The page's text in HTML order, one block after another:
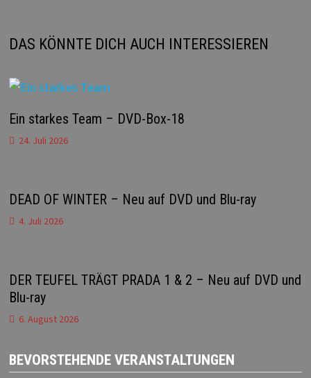
DAS KÖNNTE DICH AUCH INTERESSIEREN
Ein starkes Team – DVD-Box-18
24. Juli 2026
DEAD OF WINTER – Neu auf DVD und Blu-ray
4. Juli 2026
DER TEUFEL TRÄGT PRADA 1 & 2 – Neu auf DVD und
Blu-ray
6. August 2026
BEVORSTEHENDE VERANSTALTUNGEN